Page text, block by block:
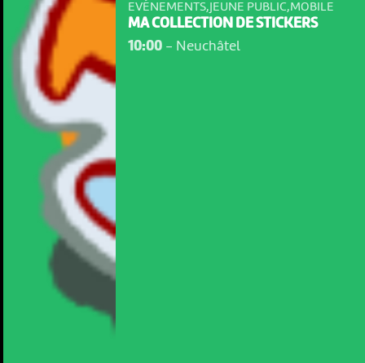
EVÉNEMENTS,JEUNE PUBLIC,MOBILE
MA COLLECTION DE STICKERS
10:00- Neuchâtel